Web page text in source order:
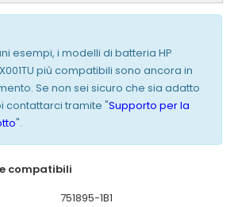
esempi, i modelli di batteria HP
più compatibili sono ancora in
Se non sei sicuro che sia adatto
contattarci tramite "Supporto per la
".
compatibili
751895-1B1